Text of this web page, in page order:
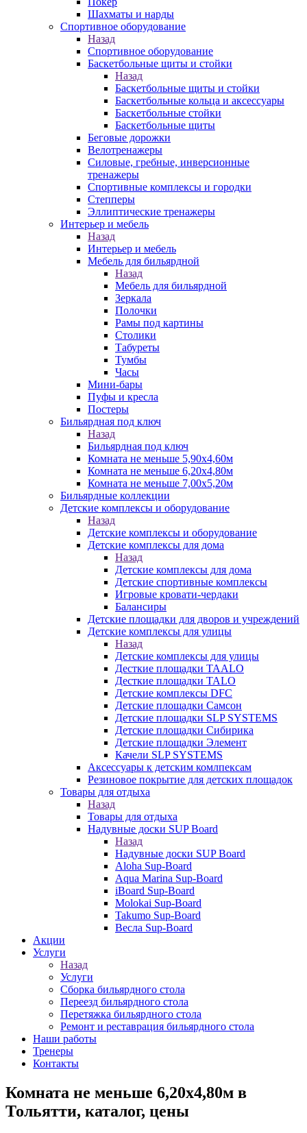
Шахматы и нарды
Спортивное оборудование
Назад
Спортивное оборудование
Баскетбольные щиты и стойки
Назад
Баскетбольные щиты и стойки
Баскетбольные кольца и аксессуары
Баскетбольные стойки
Баскетбольные щиты
Беговые дорожки
Велотренажеры
Силовые, гребные, инверсионные
тренажеры
Спортивные комплексы и городки
Степперы
Эллиптические тренажеры
Интерьер и мебель
Назад
Интерьер и мебель
Мебель для бильярдной
Назад
Мебель для бильярдной
Зеркала
Полочки
Рамы под картины
Столики
Табуреты
Тумбы
Часы
Мини-бары
Пуфы и кресла
Постеры
Бильярдная под ключ
Назад
Бильярдная под ключ
Комната не меньше 5,90х4,60м
Комната не меньше 6,20х4,80м
Комната не меньше 7,00х5,20м
Бильярдные коллекции
Детские комплексы и оборудование
Назад
Детские комплексы и оборудование
Детские комплексы для дома
Назад
Детские комплексы для дома
Детские спортивные комплексы
Игровые кровати-чердаки
Балансиры
Детские площадки для дворов и учреждений
Детские комплексы для улицы
Назад
Детские комплексы для улицы
Десткие площадки TAALO
Десткие площадки TALO
Детские комплексы DFC
Детские площадки Самсон
Детские площадки SLP SYSTEMS
Детские площадки Сибирика
Детские площадки Элемент
Качели SLP SYSTEMS
Аксессуары к детским комлпексам
Резиновое покрытие для детских площадок
Товары для отдыха
Назад
Товары для отдыха
Надувные доски SUP Board
Назад
Надувные доски SUP Board
Aloha Sup-Board
Aqua Marina Sup-Board
iBoard Sup-Board
Molokai Sup-Board
Takumo Sup-Board
Весла Sup-Board
Акции
Услуги
Назад
Услуги
Сборка бильярдного стола
Переезд бильярдного стола
Перетяжка бильярдного стола
Ремонт и реставрация бильярдного стола
Наши работы
Тренеры
Контакты
Комната не меньше 6,20х4,80м в
Тольятти, каталог, цены